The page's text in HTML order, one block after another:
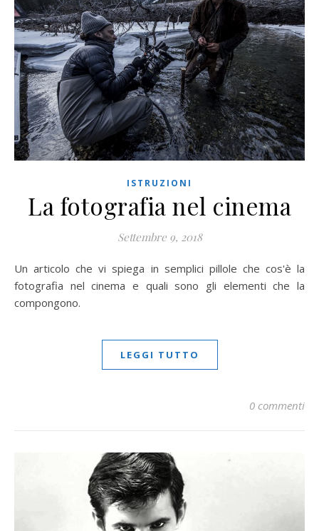
ISTRUZIONI
La fotografia nel cinema
Settembre 9, 2018
Un articolo che vi spiega in semplici pillole che cos'è la
fotografia nel cinema e quali sono gli elementi che la
compongono.
LEGGI TUTTO
0 commenti